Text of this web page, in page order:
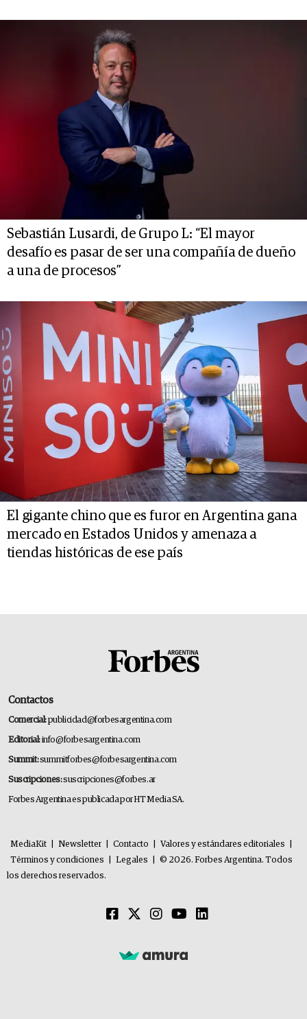
Sebastián Lusardi, de Grupo L: “El mayor
desafío es pasar de ser una compañía de dueño
a una de procesos”
El gigante chino que es furor en Argentina gana
mercado en Estados Unidos y amenaza a
tiendas históricas de ese país
Contactos
Comercial:publicidad@forbesargentina.com
Editorial:info@forbesargentina.com
Summit:summitforbes@forbesargentina.com
Suscripciones:suscripciones@forbes.ar
Forbes Argentina es publicada por HT Media SA.
MediaKit Newsletter Contacto Valores y estándares editoriales
Términos y condiciones
Legales
© 2026. Forbes Argentina. Todos
los derechos reservados.